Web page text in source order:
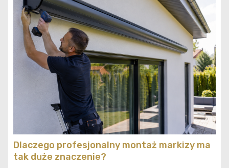
Dlaczego profesjonalny montaż markizy ma
tak duże znaczenie?